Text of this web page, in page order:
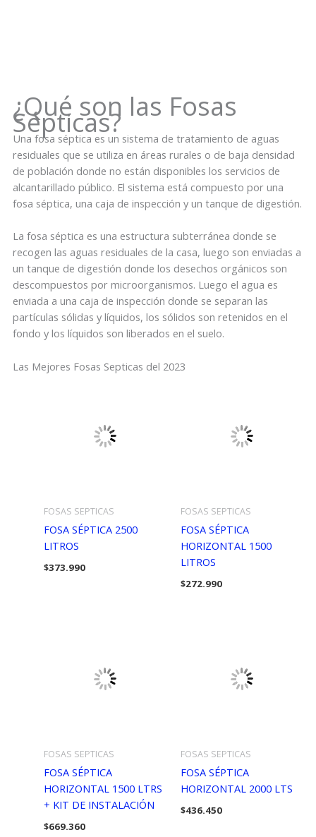
¿Qué son las Fosas
Sépticas?
Una fosa séptica es un sistema de tratamiento de aguas
residuales que se utiliza en áreas rurales o de baja densidad
de población donde no están disponibles los servicios de
alcantarillado público. El sistema está compuesto por una
fosa séptica, una caja de inspección y un tanque de digestión.
La fosa séptica es una estructura subterránea donde se
recogen las aguas residuales de la casa, luego son enviadas a
un tanque de digestión donde los desechos orgánicos son
descompuestos por microorganismos. Luego el agua es
enviada a una caja de inspección donde se separan las
partículas sólidas y líquidos, los sólidos son retenidos en el
fondo y los líquidos son liberados en el suelo.
Las Mejores Fosas Septicas del 2023
FOSAS SEPTICAS
FOSA SÉPTICA 2500
LITROS
$373.990
FOSAS SEPTICAS
FOSA SÉPTICA
HORIZONTAL 1500
LITROS
$272.990
FOSAS SEPTICAS
FOSA SÉPTICA
HORIZONTAL 1500 LTRS
+ KIT DE INSTALACIÓN
$669.360
FOSAS SEPTICAS
FOSA SÉPTICA
HORIZONTAL 2000 LTS
$436.450